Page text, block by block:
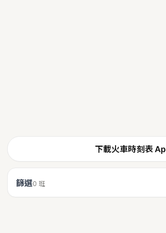
下載火車時刻表
篩選0 班